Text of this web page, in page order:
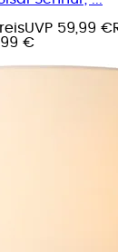
UVP 59,99 €
€